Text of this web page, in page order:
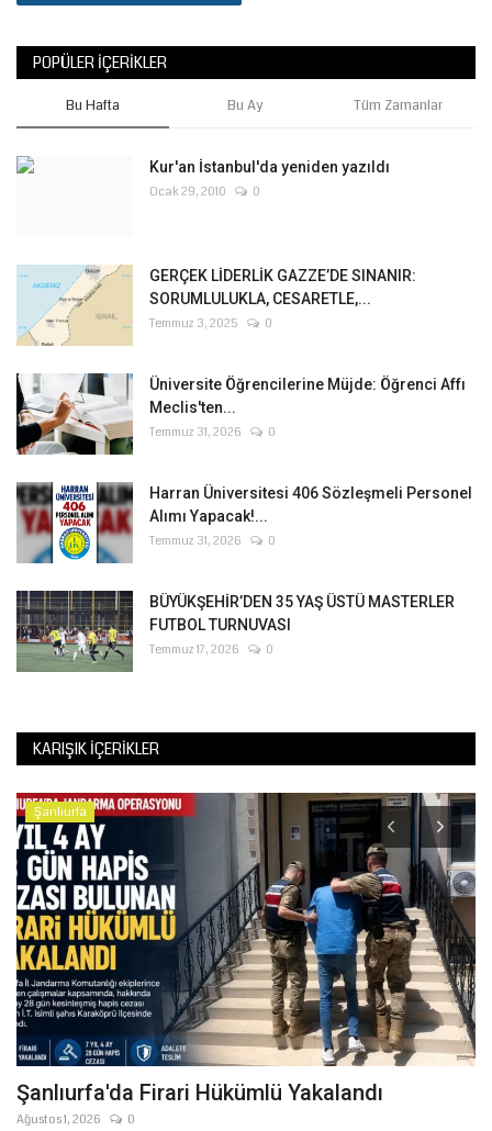
POPÜLER İÇERIKLER
Bu Hafta Bu Ay Tüm Zamanlar
Kur'an İstanbul'da yeniden yazıldı
Ocak 29, 2010 0
GERÇEK LİDERLİK GAZZE’DE SINANIR:
SORUMLULUKLA, CESARETLE,...
Temmuz 3, 2025 0
Üniversite Öğrencilerine Müjde: Öğrenci Affı
Meclis'ten...
Temmuz 31, 2026 0
Harran Üniversitesi 406 Sözleşmeli Personel
Alımı Yapacak!...
Temmuz 31, 2026 0
BÜYÜKŞEHİR’DEN 35 YAŞ ÜSTÜ MASTERLER
FUTBOL TURNUVASI
Temmuz 17, 2026 0
KARIŞIK İÇERIKLER
Şanlıurfa
Şanlıurfa'da Firari Hükümlü Yakalandı
Ağustos 1, 2026 0